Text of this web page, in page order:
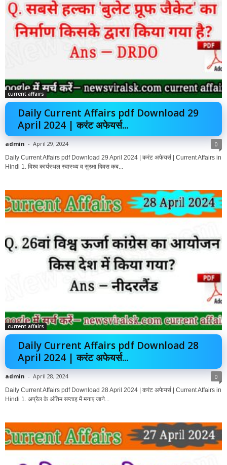
current affairs
Daily Current Affairs pdf Download 29
April 2024 | करंट अफेयर्स...
admin - April 29, 2024 0
Daily Current Affairs pdf Download 29 April 2024 | करंट अफेयर्स | Current Affairs in
Hindi 1. विश्व कार्यस्थल स्वास्थ्य व सुरक्षा दिवस कब...
current affairs
Daily Current Affairs pdf Download 28
April 2024 | करंट अफेयर्स...
admin - April 28, 2024 0
Daily Current Affairs pdf Download 28 April 2024 | करंट अफेयर्स | Current Affairs in
Hindi 1. अप्रैल के अंतिम सप्ताह में मनाए जाने...